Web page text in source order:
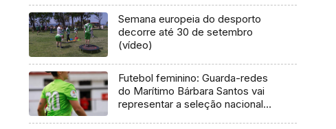
Semana europeia do desporto
decorre até 30 de setembro
(vídeo)
Futebol feminino: Guarda-redes
do Marítimo Bárbara Santos vai
representar a seleção nacional